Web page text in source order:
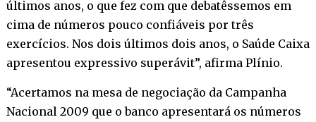
últimos anos, o que fez com que debatêssemos em
cima de números pouco confiáveis por três
exercícios. Nos dois últimos dois anos, o Saúde Caixa
apresentou expressivo superávit”, afirma Plínio.
“Acertamos na mesa de negociação da Campanha
Nacional 2009 que o banco apresentará os números